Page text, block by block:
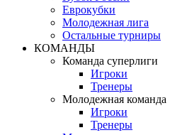
Еврокубки
Молодежная лига
Остальные турниры
КОМАНДЫ
Команда суперлиги
Игроки
Тренеры
Молодежная команда
Игроки
Тренеры